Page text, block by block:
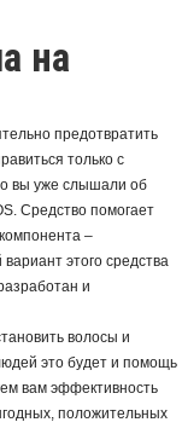
на
предотвратить
только с
вы уже слышали об
Средство помогает
–
этого средства
и
волосы и
это будет и помощь
вам эффективность
положительных